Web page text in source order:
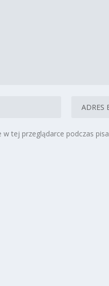
tej przeglądarce podczas